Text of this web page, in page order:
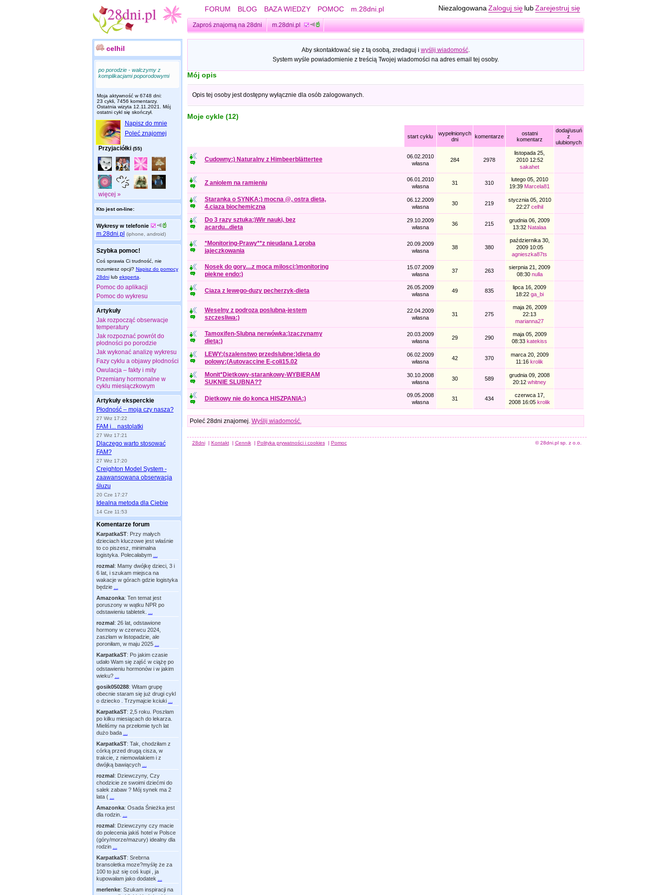
FORUM BLOG BAZA WIEDZY POMOC m.28dni.pl Niezalogowana Zaloguj się lub Zarejestruj się
Zaproś znajomą na 28dni m.28dni.pl
celhil
po porodzie - walczymy z
komplikacjami poporodowymi
Moja aktywność w 6748 dni:
23 cykli, 7456 komentarzy.
Ostatnia wizyta 12.11.2021
. Mój
ostatni cykl się skończył.
Napisz do mnie
Poleć znajomej
Przyjaciółki (55)
więcej »
Kto jest on-line:
Wykresy w telefonie
m.28dni.pl (iphone, android)
Szybka pomoc!
Coś sprawia Ci trudność, nie
rozumiesz opcji? Napisz do pomocy
28dnilub eksperta
Pomoc do aplikacji
Pomoc do wykresu
Artykuły
Jak rozpocząć obserwacje
temperatury
Jak rozpoznać powrót do
płodności po porodzie
Jak wykonać analizę wykresu
Fazy cyklu a objawy płodności
Owulacja – fakty i mity
Przemiany hormonalne w
cyklu miesiączkowym
Artykuły eksperckie
Płodność – moja czy nasza?
27 Wrz 17:22
FAM i... nastolatki
27 Wrz 17:21
Dlaczego warto stosować
FAM?
27 Wrz 17:20
Creighton Model System -
zaawansowana obserwacja
śluzu
20 Cze 17:27
Idealna metoda dla Ciebie
14 Cze 11:53
Komentarze forum
KarpatkaST: Przy małych
dzieciach kluczowe jest właśnie
to co piszesz, minimalna
logistyka. Polecałabym
rozmal: Mamy dwójkę dzieci, 3 i
6 lat, i szukam miejsca na
wakacje w górach gdzie logistyka
będzie
Amazonka: Ten temat jest
poruszony w wątku NPR po
odstawieniu tabletek.
rozmal: 26 lat, odstawione
hormony w czerwcu 2024,
zaszłam w listopadzie, ale
poroniłam, w maju 2025
KarpatkaST: Po jakim czasie
udało Wam się zajść w ciążę po
odstawieniu hormonów i w jakim
wieku?
gosik050288: Witam grupę
obecnie staram się już drugi cykl
o dziecko . Trzymajcie kciuki
KarpatkaST: 2,5 roku. Poszłam
po kilku miesiącach do lekarza.
Mieliśmy na przełomie tych lat
dużo bada
KarpatkaST: Tak, chodziłam z
córką przed drugą cisza, w
trakcie, z niemowlakiem i z
dwójką bawiących
rozmal: Dziewczyny, Czy
chodzicie ze swoimi dziećmi do
salek zabaw ? Mój synek ma 2
lata (
Amazonka: Osada Śnieżka jest
dla rodzin.
rozmal: Dziewczyny czy macie
do polecenia jakiś hotel w Polsce
(góry/morze/mazury) idealny dla
rodzin
KarpatkaST: Srebrna
bransoletka moze?myślę że za
100 to już się coś kupi , ja
kupowałam jako dodatek
merlenke: Szukam inspiracji na
Aby skontaktować się z tą osobą, zredaguj i wyślij wiadomość.
System wyśle powiadomienie z treścią Twojej wiadomości na adres email tej osoby.
Mój opis
Opis tej osoby jest dostępny wyłącznie dla osób zalogowanych.
Moje cykle (12)
start cyklu
wypełnionych
dni
komentarze
ostatni
komentarz
dodaj/usuń
z
ulubionych
Cudowny:) Naturalny z Himbeerblättertee
06.02.2010
własna
284 2978
listopada 25,
2010 12:52
sakahet
Z aniolem na ramieniu
06.01.2010
własna
31 310
lutego 05, 2010
19:39 Marcela81
Staranka o SYNKA:) mocna @, ostra dieta,
4.ciaza biochemiczna
06.12.2009
własna
30 219
stycznia 05, 2010
22:27 celhil
Do 3 razy sztuka:)Wir nauki, bez
acardu...dieta
29.10.2009
własna
36 215
grudnia 06, 2009
13:32 Natalaa
*Monitoring-Prawy**z nieudana 1.proba
jajeczkowania
20.09.2009
własna
38 380
października 30,
2009 10:05
agnieszka87ts
Nosek do gory....z moca milosci:)monitoring
piekne endo:)
15.07.2009
własna
37 263
sierpnia 21, 2009
08:30 nulla
Ciaza z lewego-duzy pecherzyk-dieta
26.05.2009
własna
49 835
lipca 16, 2009
18:22 ga_bi
Weselny z podroza poslubna-jestem
szczesliwa:)
22.04.2009
własna
31 275
maja 26, 2009
22:13
marianna27
Tamoxifen-Slubna nerwówka:)zaczynamy
dietą:)
20.03.2009
własna
29 290
maja 05, 2009
08:33 katekiss
LEWY:(szalenstwo przedslubne:)dieta do
polowy:(Autovaccine E-coli15.02
06.02.2009
własna
42 370
marca 20, 2009
11:16 krolik
Monit*Dietkowy-starankowy-WYBIERAM
SUKNIE SLUBNA??
30.10.2008
własna
30 589
grudnia 09, 2008
20:12 whitney
Dietkowy nie do konca HISZPANIA:)
09.05.2008
własna
31 434
czerwca 17,
2008 16:05 krolik
Poleć 28dni znajomej. Wyślij wiadomość.
28dni | Kontakt | Cennik | Polityka prywatności i cookies | Pomoc © 28dni.pl sp. z o.o.